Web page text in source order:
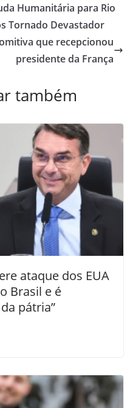
Humanitária para Rio
Tornado Devastador
que recepcionou
presidente da França
também
ataque dos EUA
Brasil e é
pátria”